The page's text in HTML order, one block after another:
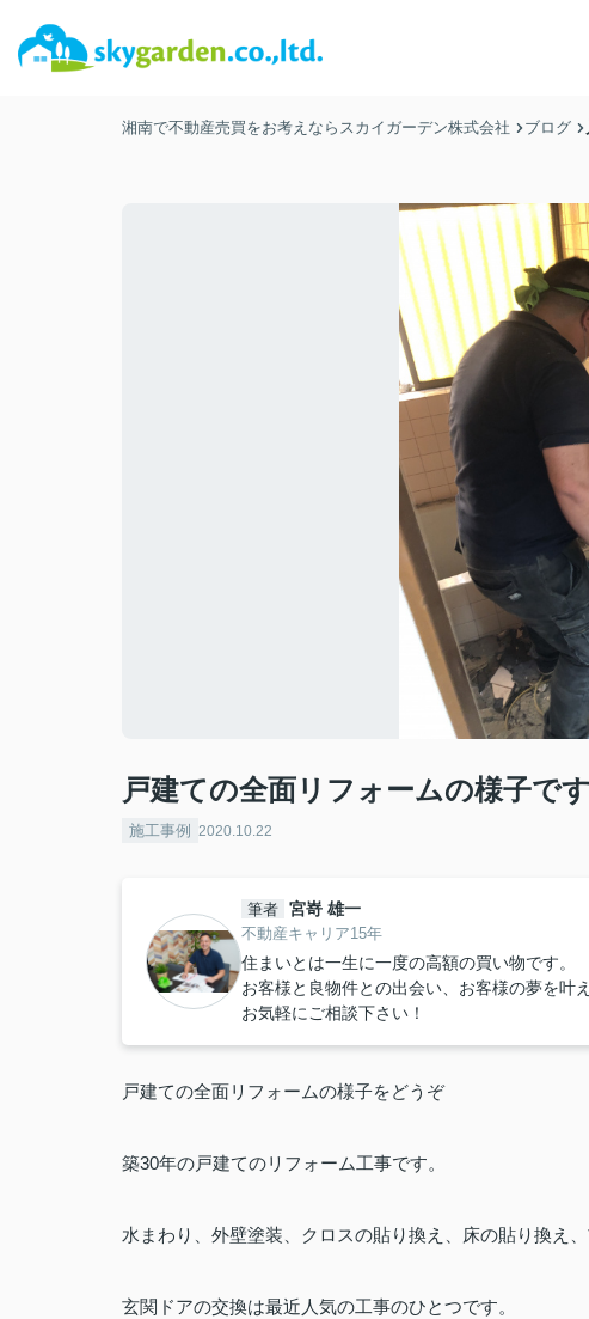
湘南で不動産売買をお考えならスカイガーデン株式会社 ブログ
戸建ての全面リフォームの様子です
施工事例 2020.10.22
筆者 宮嵜 雄一
不動産キャリア15年
住まいとは一生に一度の高額の買い物です。
お客様と良物件との出会い、お客様の夢を叶
お気軽にご相談下さい！
戸建ての全面リフォームの様子をどうぞ
築30年の戸建てのリフォーム工事です。
水まわり、外壁塗装、クロスの貼り換え、床の貼り換え
玄関ドアの交換は最近人気の工事のひとつです。